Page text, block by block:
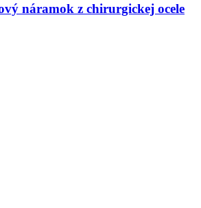
náramok z chirurgickej ocele